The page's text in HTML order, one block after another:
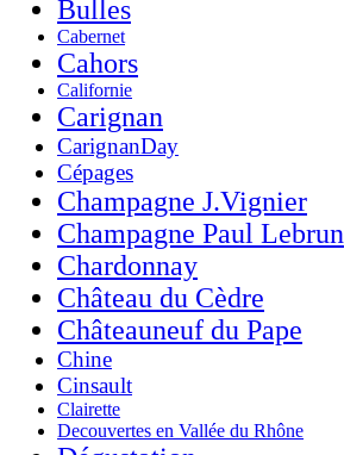
Bulles
Cabernet
Cahors
Californie
Carignan
CarignanDay
Cépages
Champagne J.Vignier
Champagne Paul Lebrun
Chardonnay
Château du Cèdre
Châteauneuf du Pape
Chine
Cinsault
Clairette
Decouvertes en Vallée du Rhône